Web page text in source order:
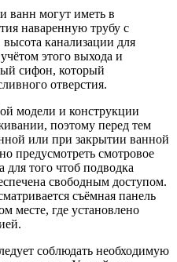
ванн могут иметь в
наваренную трубу с
канализации для
этого выхода и
сифон, который
отверстия.
модели и конструкции
поэтому перед тем
или при закрытии ванной
предусмотреть смотровое
для того чтоб подводка
свободным доступом.
съёмная панель
месте, где установлено
соблюдать необходимую